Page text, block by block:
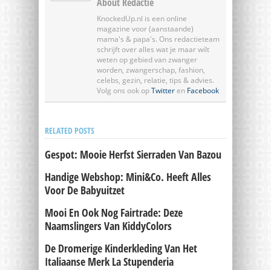
About Redactie
KnockedUp.nl is een online
magazine voor (aanstaande)
mama's & papa's. Ons redactieteam
schrijft over alles wat je maar wilt
weten op gebied van zwanger
worden, zwangerschap, fashion,
celebs, gezin, relatie, tips & advies.
Volg ons ook opTwitteren Facebook
RELATED POSTS
Gespot: Mooie Herfst Sierraden Van Bazou
Handige Webshop: Mini&Co. Heeft Alles
Voor De Babyuitzet
Mooi En Ook Nog Fairtrade: Deze
Naamslingers Van KiddyColors
De Dromerige Kinderkleding Van Het
Italiaanse Merk La Stupenderia